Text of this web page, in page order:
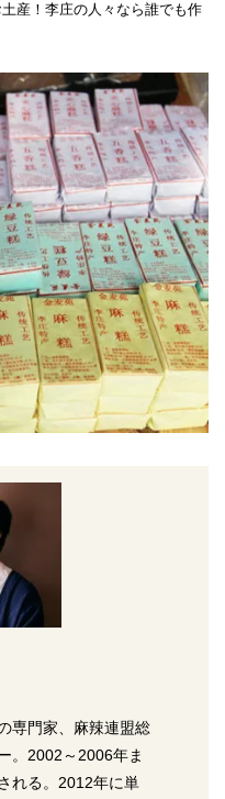
産！李庄の人々なら誰でも作
専門家、麻辣連盟総
。2002～2006年ま
れる。2012年に単